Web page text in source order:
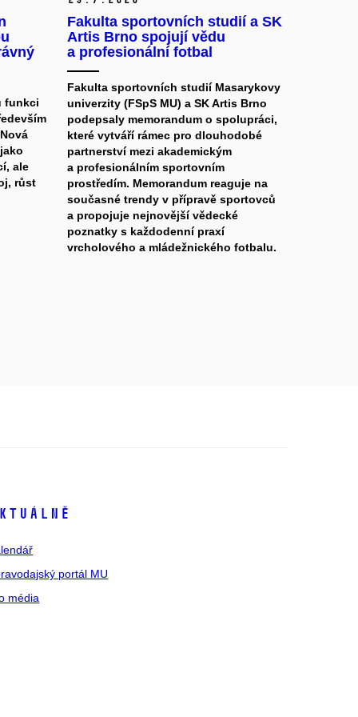
funkci
ale
růst
Fakulta sportovních studií a SK
Artis Brno spojují vědu
a profesionální fotbal
Fakulta sportovních studií Masarykovy
univerzity (FSpS MU) a SK Artis Brno
podepsaly memorandum o spolupráci,
které vytváří rámec pro dlouhodobé
partnerství mezi akademickým
a profesionálním sportovním
prostředím. Memorandum reaguje na
současné trendy v přípravě sportovců
a propojuje nejnovější vědecké
poznatky s každodenní praxí
vrcholového a mládežnického fotbalu.
portál MU
média